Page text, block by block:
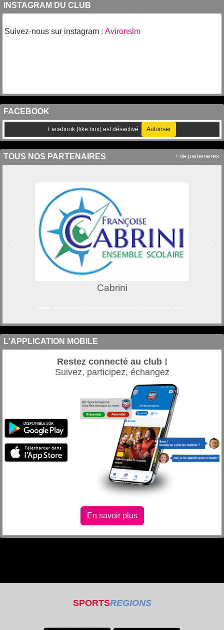
INSTAGRAM DU CLUB
Suivez-nous sur instagram : Avironslm
FACEBOOK
Facebook (like box) est désactivé. Autoriser
TOUS NOS PARTENAIRES
Précedent
+ de partenaires
L'APPLICATION MOBILE
Restez connecté au club !
Suivez, participez, échangez
En savoir plus
SPORTSREGIONS